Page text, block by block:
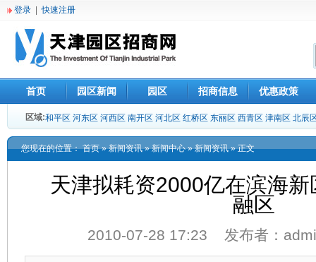
登录 |快速注册
首页 园区新闻 园区 招商信息 优惠政策
区域:和平区 河东区 河西区 南开区 河北区 红桥区 东丽区 西青区 津南区 北辰
您现在的位置：首页»新闻资讯»新闻中心»新闻资讯» 正文
天津拟耗资2000亿在滨海
融区
2010-07-28 17:23 发布者：